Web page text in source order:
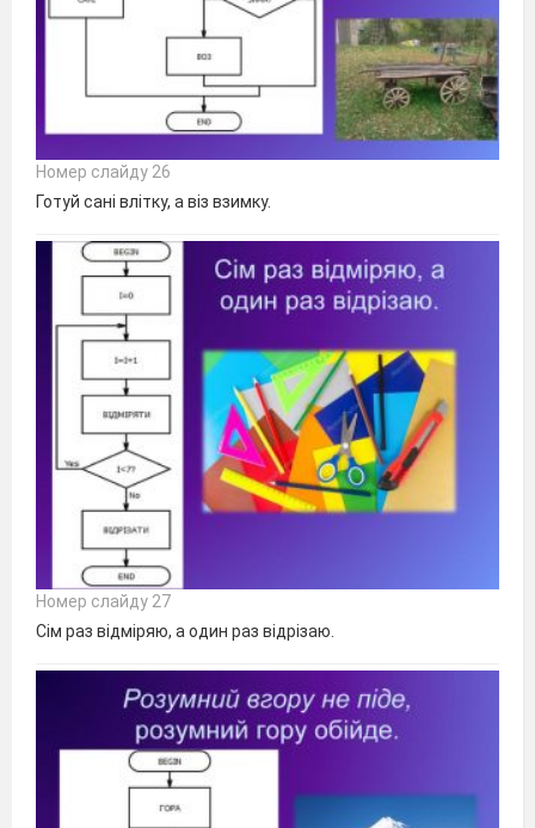
Номер слайду 26
Готуй сані влітку, а віз взимку.
Номер слайду 27
Сім раз відміряю, а один раз відрізаю.